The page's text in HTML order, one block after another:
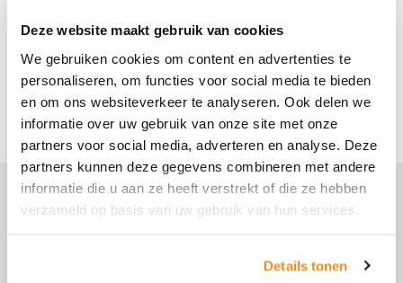
Deze website maakt gebruik van cookies
We gebruiken cookies om content en advertenties te
personaliseren, om functies voor social media te bieden
en om ons websiteverkeer te analyseren. Ook delen we
informatie over uw gebruik van onze site met onze
partners voor social media, adverteren en analyse. Deze
partners kunnen deze gegevens combineren met andere
informatie die u aan ze heeft verstrekt of die ze hebben
verzameld op basis van uw gebruik van hun services.
Details tonen
Terug naar overzicht
Je vindt ons hier